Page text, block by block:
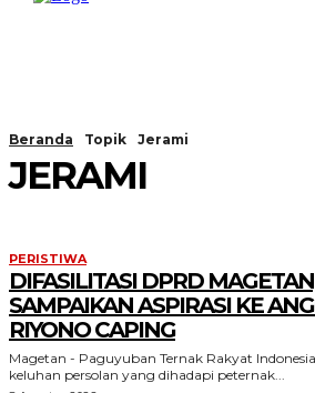
Beranda Topik Jerami
JERAMI
PERISTIWA
DIFASILITASI DPRD
SAMPAIKAN ASPIRASI KE
RIYONO CAPING
Magetan - Paguyuban Ternak Rakyat
keluhan persolan yang dihadapi peternak...